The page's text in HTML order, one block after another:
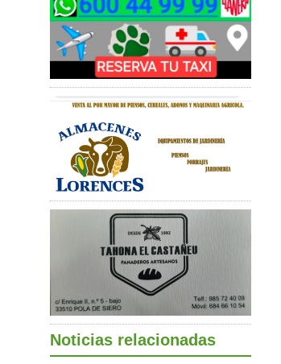
Noticias relacionadas